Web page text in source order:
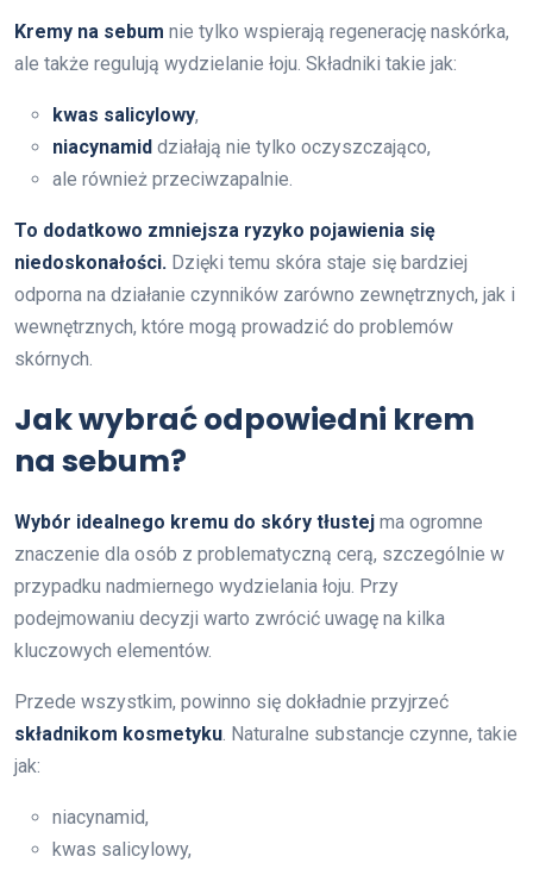
Kremy na sebum nie tylko wspierają regenerację naskórka,
ale także regulują wydzielanie łoju. Składniki takie jak:
kwas salicylowy,
niacynamid działają nie tylko oczyszczająco,
ale również przeciwzapalnie.
To dodatkowo zmniejsza ryzyko pojawienia się
niedoskonałości. Dzięki temu skóra staje się bardziej
odporna na działanie czynników zarówno zewnętrznych, jak i
wewnętrznych, które mogą prowadzić do problemów
skórnych.
Jak wybrać odpowiedni krem
na sebum?
Wybór idealnego kremu do skóry tłustej ma ogromne
znaczenie dla osób z problematyczną cerą, szczególnie w
przypadku nadmiernego wydzielania łoju. Przy
podejmowaniu decyzji warto zwrócić uwagę na kilka
kluczowych elementów.
Przede wszystkim, powinno się dokładnie przyjrzeć
składnikom kosmetyku. Naturalne substancje czynne, takie
jak:
niacynamid,
kwas salicylowy,